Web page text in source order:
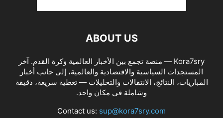
ABOUT US
Kora7sry — منصة تجمع بين الأخبار العالمية وكرة القدم. آخر
المستجدات السياسية والاقتصادية والعالمية، إلى جانب أخبار
المباريات، النتائج، الانتقالات والتحليلات — تغطية سريعة، دقيقة
وشاملة في مكان واحد.
Contact us: sup@kora7sry.com